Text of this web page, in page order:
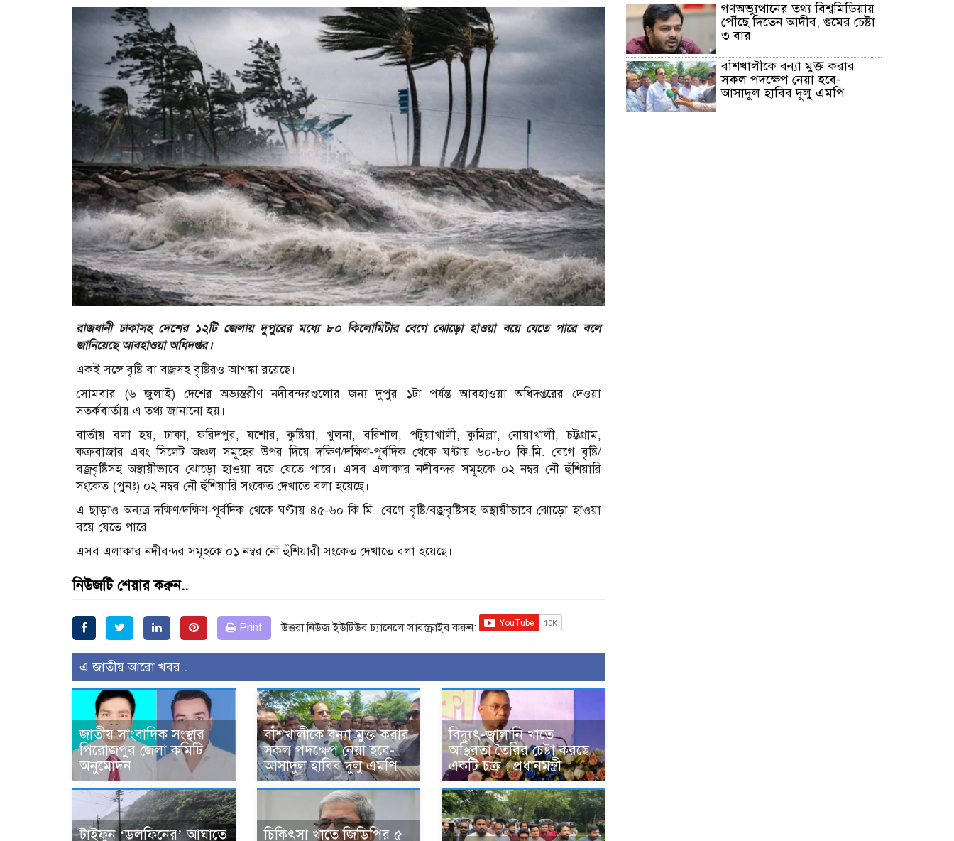
রাজধানী ঢাকাসহ দেশের ১২টি জেলায় দুপুরের মধ্যে ৮০ কিলোমিটার বেগে ঝোড়ো হাওয়া বয়ে যেতে পারে বলে
জানিয়েছে আবহাওয়া অধিদপ্তর।
একই সঙ্গে বৃষ্টি বা বজ্রসহ বৃষ্টিরও আশঙ্কা রয়েছে।
সোমবার (৬ জুলাই) দেশের অভ্যন্তরীণ নদীবন্দরগুলোর জন্য দুপুর ১টা পর্যন্ত আবহাওয়া অধিদপ্তরের দেওয়া
সতর্কবার্তায় এ তথ্য জানানো হয়।
বার্তায় বলা হয়, ঢাকা, ফরিদপুর, যশোর, কুষ্টিয়া, খুলনা, বরিশাল, পটুয়াখালী, কুমিল্লা, নোয়াখালী, চট্টগ্রাম,
কক্রবাজার এবং সিলেট অঞ্চল সমূহের উপর দিয়ে দক্ষিণ/দক্ষিণ-পূর্বদিক থেকে ঘণ্টায় ৬০-৮০ কি.মি. বেগে বৃষ্টি/
বজ্রবৃষ্টিসহ অস্থায়ীভাবে ঝোড়ো হাওয়া বয়ে যেতে পারে। এসব এলাকার নদীবন্দর সমূহকে ০২ নম্বর নৌ হুঁশিয়ারি
সংকেত (পুনঃ) ০২ নম্বর নৌ হুঁশিয়ারি সংকেত দেখাতে বলা হয়েছে।
এ ছাড়াও অন্যত্র দক্ষিণ/দক্ষিণ-পূর্বদিক থেকে ঘণ্টায় ৪৫-৬০ কি.মি. বেগে বৃষ্টি/বজ্রবৃষ্টিসহ অস্থায়ীভাবে ঝোড়ো হাওয়া
বয়ে যেতে পারে।
এসব এলাকার নদীবন্দর সমূহকে ০১ নম্বর নৌ হুঁশিয়ারী সংকেত দেখাতে বলা হয়েছে।
নিউজটি শেয়ার করুন..
Print উত্তরা নিউজ ইউটিউব চ্যানেলে সাবস্ক্রাইব করুন:
এ জাতীয় আরো খবর..
জাতীয় সাংবাদিক সংস্থার
পিরোজপুর জেলা কমিটি
অনুমোদন
বাঁশখালীকে বন্যা মুক্ত করার
সকল পদক্ষেপ নেয়া হবে-
আসাদুল হাবিব দুলু এমপি
বিদ্যুৎ-জ্বালানি খাতে
অস্থিরতা তৈরির চেষ্টা করছে
একটি চক্র : প্রধানমন্ত্রী
টাইফুন ‘ডলফিনের’ আঘাতে চিকিৎসা খাতে জিডিপির ৫
গণঅভ্যুত্থানের তথ্য বিশ্বমিডিয়ায়
পৌঁছে দিতেন আদীব, গুমের চেষ্টা
৩ বার
বাঁশখালীকে বন্যা মুক্ত করার
সকল পদক্ষেপ নেয়া হবে-
আসাদুল হাবিব দুলু এমপি